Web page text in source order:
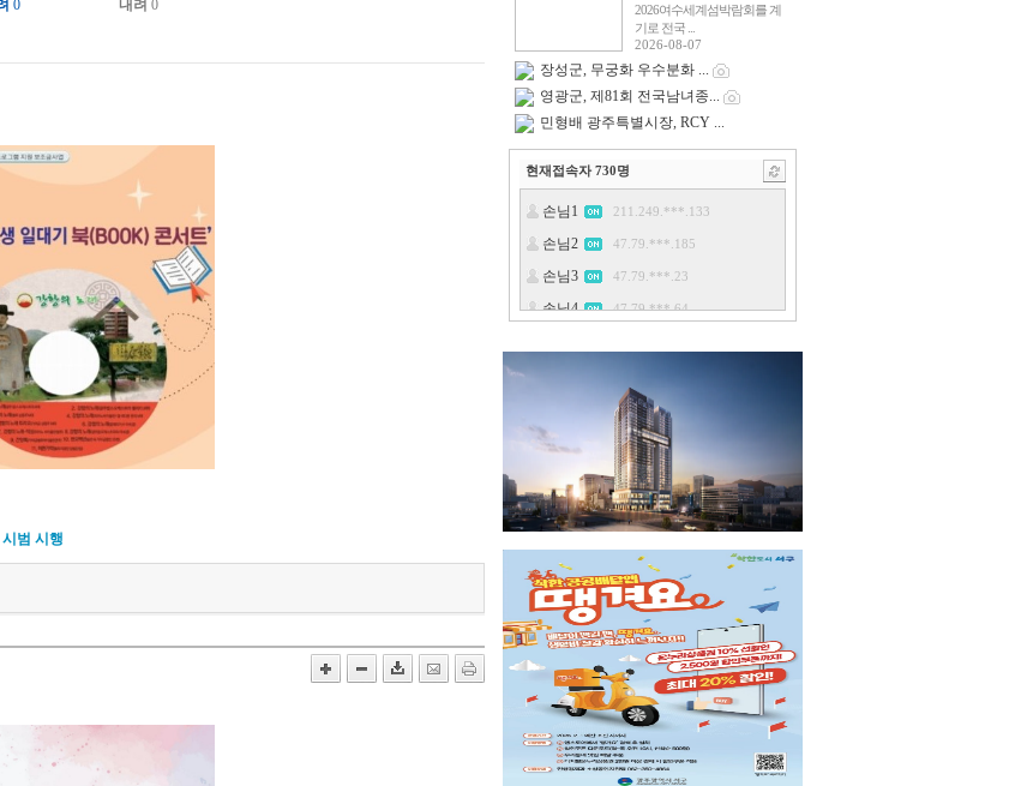
0 내려 0
범 시행
2026여수세계섬박람회를 계
기로 전국 ...
2026-08-07
장성군, 무궁화 우수분화 ...
영광군, 제81회 전국남녀종...
민형배 광주특별시장, RCY ...
현재접속자 730명